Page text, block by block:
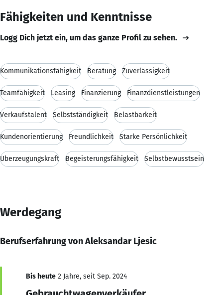
Fähigkeiten und Kenntnisse
Logg Dich jetzt ein, um das ganze Profil zu sehen.
Kommunikationsfähigkeit Beratung Zuverlässigkeit
Teamfähigkeit Leasing Finanzierung Finanzdienstleistungen
Verkaufstalent Selbstständigkeit Belastbarkeit
Kundenorientierung Freundlichkeit Starke Persönlichkeit
Überzeugungskraft Begeisterungsfähigkeit Selbstbewusstsein
Werdegang
Berufserfahrung von Aleksandar Ljesic
Bis heute 2 Jahre, seit Sep. 2024